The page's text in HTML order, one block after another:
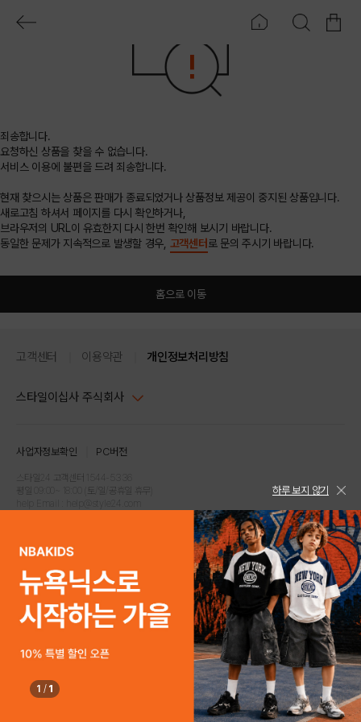
죄송합니다.
요청하신 상품을 찾을 수 없습니다.
서비스 이용에 불편을 드려 죄송합니다.
현재 찾으시는 상품은 판매가 종료되었거나 상품정보 제공이 중지된 상품입니다.
새로고침 하셔서 페이지를 다시 확인하거나,
브라우저의 URL이 유효한지 다시 한번 확인해 보시기 바랍니다.
동일한 문제가 지속적으로 발생할 경우, 고객센터 로 문의 주시기 바랍니다.
홈으로 이동
고객센터 이용약관 개인정보처리방침
스타일이십사 주식회사
주소 : 서울시 강남구 논현로 633, 6층 (논현동, 한세엠케이빌딩)
사업자등록번호 : 116-81-32499
통신판매업신고번호 : 제 2024-서울강남-04239
고객센터 1544-5336(평일 09:00~ 18:00 토/일/공휴일 휴무)
사업자정보확인 PC버전
스타일24 고객센터 1544-5336
평일 09:00~ 18:00 (토/일/공휴일 휴무)
COPYRIGHTⓒ2021 STYLE24 ALL RIGHTS RESERVED.
하루 보지 않기
1 / 1